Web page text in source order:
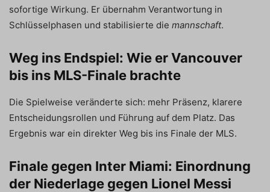
sofortige Wirkung. Er übernahm Verantwortung in
Schlüsselphasen und stabilisierte die mannschaft.
Weg ins Endspiel: Wie er Vancouver
bis ins MLS-Finale brachte
Die Spielweise veränderte sich: mehr Präsenz, klarere
Entscheidungsrollen und Führung auf dem Platz. Das
Ergebnis war ein direkter Weg bis ins Finale der MLS.
Finale gegen Inter Miami: Einordnung
der Niederlage gegen Lionel Messi